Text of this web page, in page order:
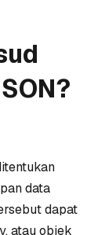
data
dapat
atau objek